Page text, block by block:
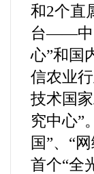
和2个直
台——中
心”和国
信农业
技术国
究中心”
国”、“
首个“全